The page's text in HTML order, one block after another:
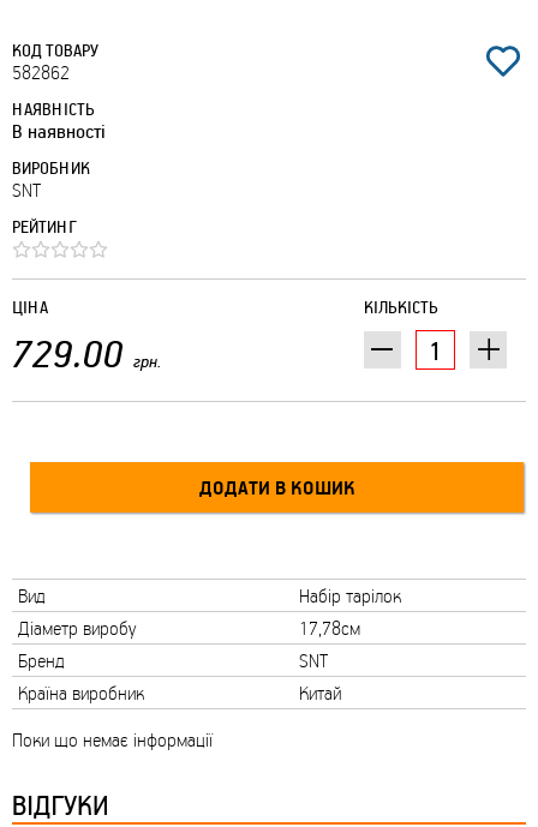
КОД ТОВАРУ
582862
НАЯВНІСТЬ
В наявності
ВИРОБНИК
SNT
РЕЙТИНГ
КІЛЬКІСТЬ
ЦІНА
729.00 грн.
Вид
Набір тарілок
Діаметр виробу
17,78см
Бренд
SNT
Країна виробник
Китай
Поки що немає інформації
ВІДГУКИ